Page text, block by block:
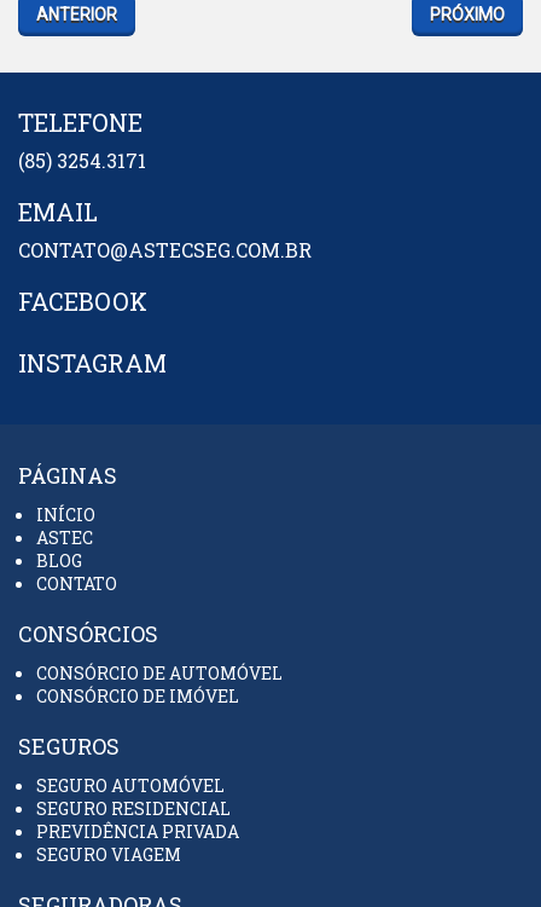
ANTERIOR PRÓXIMO
TELEFONE
(85) 3254.3171
EMAIL
CONTATO@ASTECSEG.COM.BR
FACEBOOK
INSTAGRAM
PÁGINAS
INÍCIO
ASTEC
BLOG
CONTATO
CONSÓRCIOS
CONSÓRCIO DE AUTOMÓVEL
CONSÓRCIO DE IMÓVEL
SEGUROS
SEGURO AUTOMÓVEL
SEGURO RESIDENCIAL
PREVIDÊNCIA PRIVADA
SEGURO VIAGEM